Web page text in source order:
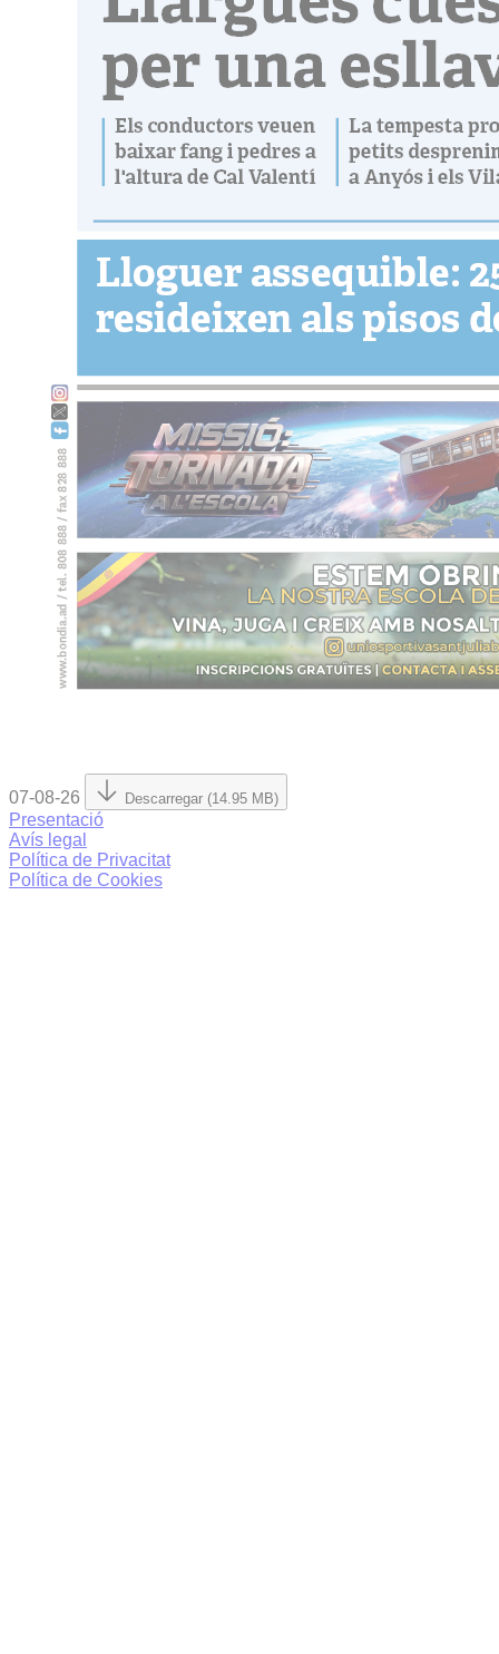
07-08-26 Descarregar (14.95 MB)
Presentació
Avís legal
Política de Privacitat
Política de Cookies